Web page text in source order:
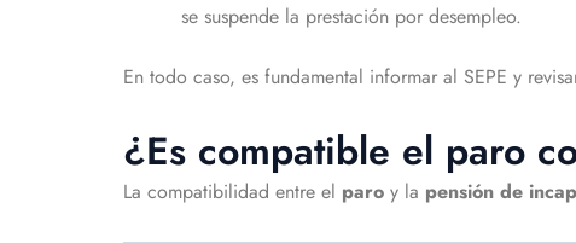
se suspende la prestación por desempleo.
En todo caso, es fundamental informar al SEPE y
¿Es compatible el paro
La compatibilidad entre el paro y la pensión de